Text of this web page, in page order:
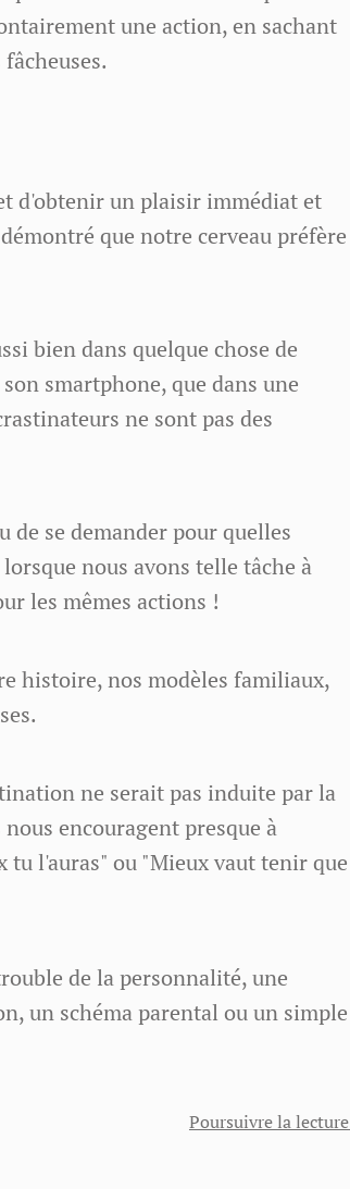
une action, en sachant
d'obtenir un plaisir immédiat et
que notre cerveau préfère
bien dans quelque chose de
smartphone, que dans une
ne sont pas des
de se demander pour quelles
nous avons telle tâche à
les mêmes actions !
histoire, nos modèles familiaux,
ne serait pas induite par la
encouragent presque à
l'auras" ou "Mieux vaut tenir que
de la personnalité, une
un schéma parental ou un simple
Poursuivre la lecture